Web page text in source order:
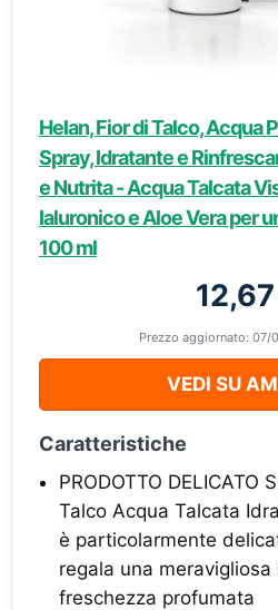
Helan, Fior di Talco, Acqua
Spray, Idratante e
e Nutrita - Acqua Talcata
Ialuronico e Aloe Vera per
100 ml
Prezzo aggiornato:
VEDI SU
Caratteristiche
PRODOTTO DELICATO
Talco Acqua Talcata
è particolarmente
regala una
freschezza profumata